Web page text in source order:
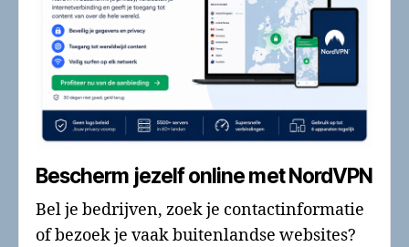
Bescherm jezelf online met NordVPN
Bel je bedrijven, zoek je contactinformatie
of bezoek je vaak buitenlandse websites?